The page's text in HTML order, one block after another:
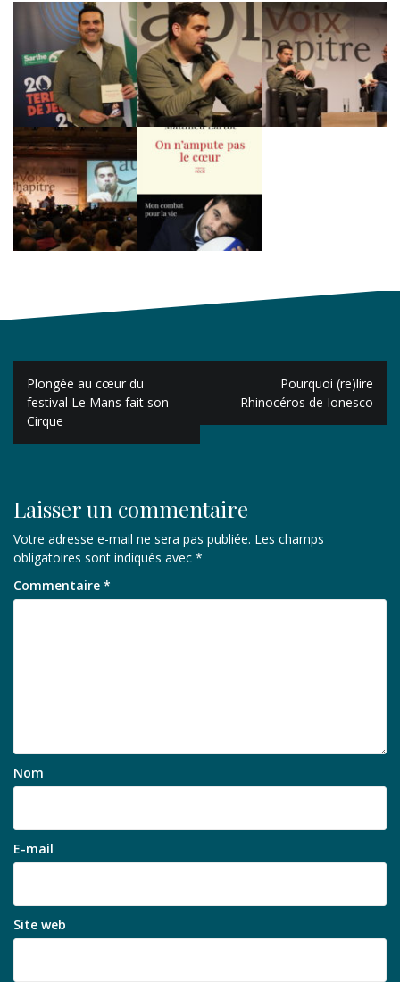
Navigation
de
l’article
Plongée au cœur du
festival Le Mans fait son
Cirque
Pourquoi (re)lire
Rhinocéros de Ionesco
Laisser un commentaire
Votre adresse e-mail ne sera pas publiée. Les champs
obligatoires sont indiqués avec *
Commentaire *
Nom
E-mail
Site web